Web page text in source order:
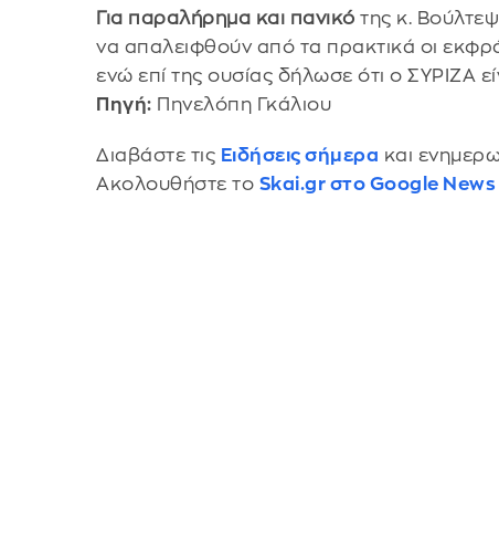
Για παραλήρημα και πανικό της κ.
να απαλειφθούν από τα πρακτικά οι
ενώ επί της ουσίας δήλωσε ότι ο ΣΥΡΙΖΑ
Πηγή: Πηνελόπη Γκάλιου
Διαβάστε τις Ειδήσεις σήμερα και
Ακολουθήστε το Skai.gr στο Google News